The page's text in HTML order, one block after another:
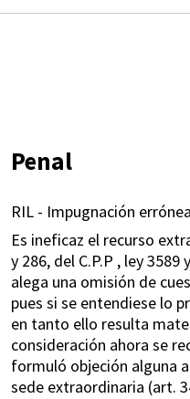
Penal
RIL - Impugnación
Es ineficaz el recurso
y 286, del C.P.P , ley
alega una omisión de
pues si se entendiese lo
en tanto ello resulta
consideración ahora se
formuló objeción alguna
sede extraordinaria (art.